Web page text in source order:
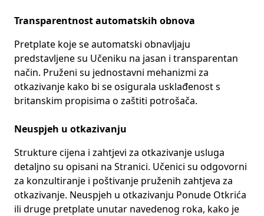
Transparentnost automatskih obnova
Pretplate koje se automatski obnavljaju
predstavljene su Učeniku na jasan i transparentan
način. Pruženi su jednostavni mehanizmi za
otkazivanje kako bi se osigurala usklađenost s
britanskim propisima o zaštiti potrošača.
Neuspjeh u otkazivanju
Strukture cijena i zahtjevi za otkazivanje usluga
detaljno su opisani na Stranici. Učenici su odgovorni
za konzultiranje i poštivanje pruženih zahtjeva za
otkazivanje. Neuspjeh u otkazivanju Ponude Otkrića
ili druge pretplate unutar navedenog roka, kako je